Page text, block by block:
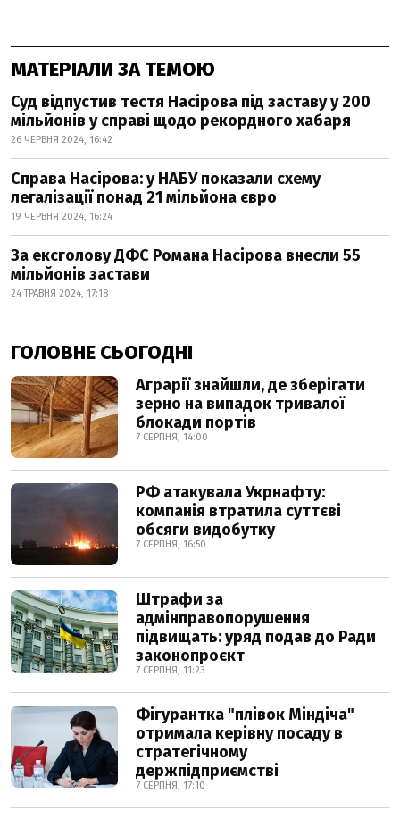
МАТЕРІАЛИ ЗА ТЕМОЮ
Суд відпустив тестя Насірова під заставу у 200
мільйонів у справі щодо рекордного хабаря
26 ЧЕРВНЯ 2024, 16:42
Справа Насірова: у НАБУ показали схему
легалізації понад 21 мільйона євро
19 ЧЕРВНЯ 2024, 16:24
За ексголову ДФС Романа Насірова внесли 55
мільйонів застави
24 ТРАВНЯ 2024, 17:18
ГОЛОВНЕ СЬОГОДНІ
Аграрії знайшли, де зберігати
зерно на випадок тривалої
блокади портів
7 СЕРПНЯ, 14:00
РФ атакувала Укрнафту:
компанія втратила суттєві
обсяги видобутку
7 СЕРПНЯ, 16:50
Штрафи за
адмінправопорушення
підвищать: уряд подав до Ради
законопроєкт
7 СЕРПНЯ, 11:23
Фігурантка "плівок Міндіча"
отримала керівну посаду в
стратегічному
держпідприємстві
7 СЕРПНЯ, 17:10